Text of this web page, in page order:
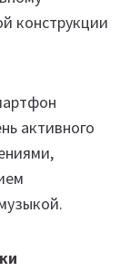
конструкции
активного